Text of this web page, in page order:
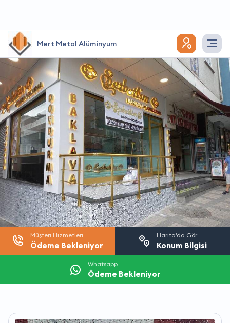
Mert Metal Alüminyum
Müşteri Hizmetleri
Ödeme Bekleniyor
Harita’da Gör
Konum Bilgisi
Whatsapp
Ödeme Bekleniyor